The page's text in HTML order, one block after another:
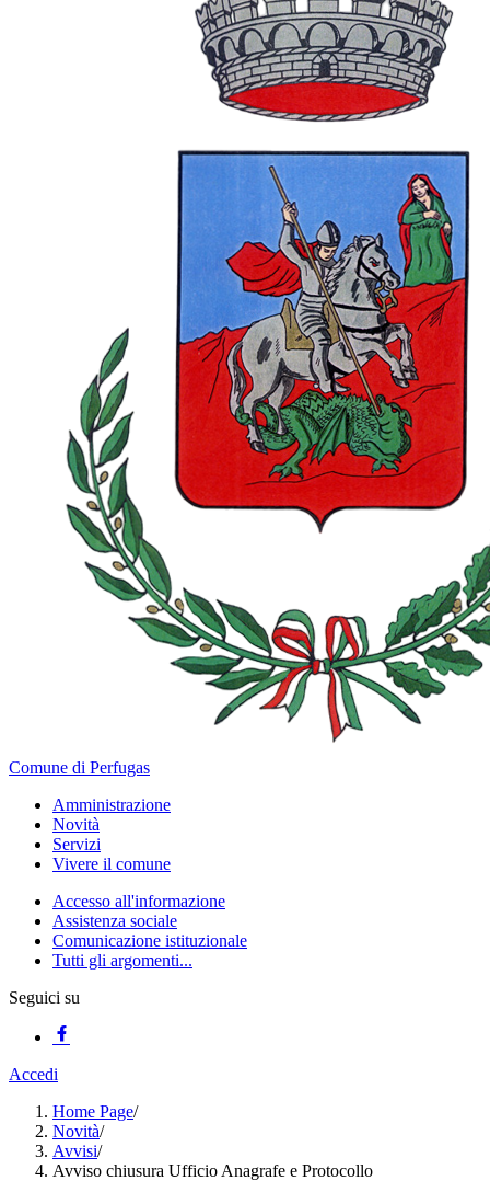
Comune di Perfugas
Amministrazione
Novità
Servizi
Vivere il comune
Accesso all'informazione
Assistenza sociale
Comunicazione istituzionale
Tutti gli argomenti...
Seguici su
Accedi
Home Page/
Novità/
Avvisi/
Avviso chiusura Ufficio Anagrafe e Protocollo